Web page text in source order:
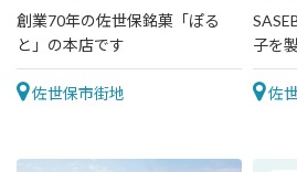
創業70年の佐世保銘菓「ぽる
と」の本店です
佐世保市街地
子を
立ち
佐